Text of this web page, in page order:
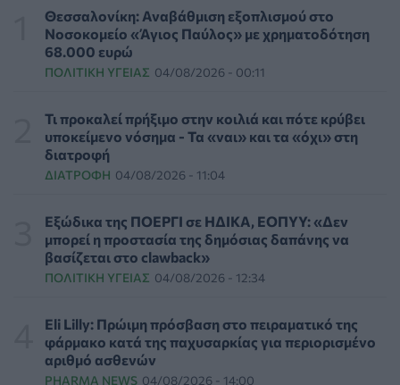
ΕΠΙΚΑΙΡΌΤΗΤΑ 06/08/2026 - 16:16
Τα τρία SOS στη μέση ηλικία που εξασφαλίζουν 13
επιπλέον χρόνια χωρίς άνοια
Εθελοντές του ΕΕΣ διέσωσαν δεκάδες οικόσιτα και
άγρια ζώα από τις φωτιές στη Δυτική Αττική
06/08/2026 - 15:42
Βίντεο από την καμπάνια Raise Her Voice για την
έγκαιρη αναγνώριση της έμφυλης βίας με έμφαση στις
γυναίκες με αναπηρία
ΨΥΧΙΚΉ ΥΓΕΊΑ 06/08/2026 - 15:21
Τα κουνούπια τελικά έχουν πράγματι προτιμήσεις
στους ανθρώπους - Τι έδειξε έρευνα
ΥΓΕΊΑ 06/08/2026 - 15:00
Θεσσαλονίκη: Αναβάθμιση εξοπλισμού στο
Νοσοκομείο «Άγιος Παύλος» με χρηματοδότηση
68.000 ευρώ
ΠΟΛΙΤΙΚΉ ΥΓΕΊΑΣ 04/08/2026 - 00:11
Τι προκαλεί πρήξιμο στην κοιλιά και πότε κρύβει
υποκείμενο νόσημα - Τα «ναι» και τα «όχι» στη
διατροφή
ΔΙΑΤΡΟΦΉ 04/08/2026 - 11:04
Εξώδικα της ΠΟΕΡΓΙ σε ΗΔΙΚΑ, ΕΟΠΥΥ: «Δεν
μπορεί η προστασία της δημόσιας δαπάνης να
βασίζεται στο clawback»
ΠΟΛΙΤΙΚΉ ΥΓΕΊΑΣ 04/08/2026 - 12:34
Eli Lilly: Πρώιμη πρόσβαση στο πειραματικό της
φάρμακο κατά της παχυσαρκίας για περιορισμένο
αριθμό ασθενών
PHARMA NEWS 04/08/2026 - 14:00